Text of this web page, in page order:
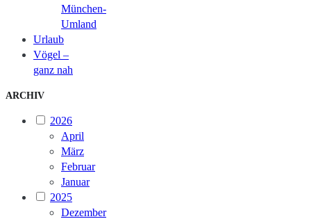
München-
Umland
Urlaub
Vögel –
ganz nah
ARCHIV
2026
April
März
Februar
Januar
2025
Dezember